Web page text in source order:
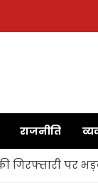
राजनीति
गिरफ्तारी पर